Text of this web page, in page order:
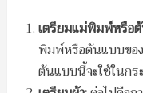
เตรียมแม่พิมพ์หรือ
พิมพ์หรือต้นแบบขอ
ต้นแบบนี้จะใช้ในก